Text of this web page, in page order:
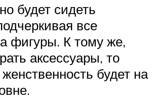
будет сидеть
все
фигуры. К тому же,
аксессуары, то
будет на